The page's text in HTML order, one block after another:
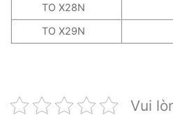
TO X28N
TO X29N
Vui